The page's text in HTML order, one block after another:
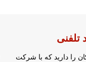
تلفنی
را دارید که با شرکت